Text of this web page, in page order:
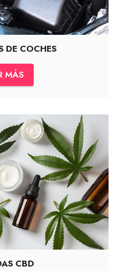
DE COCHES
MÁS
CBD